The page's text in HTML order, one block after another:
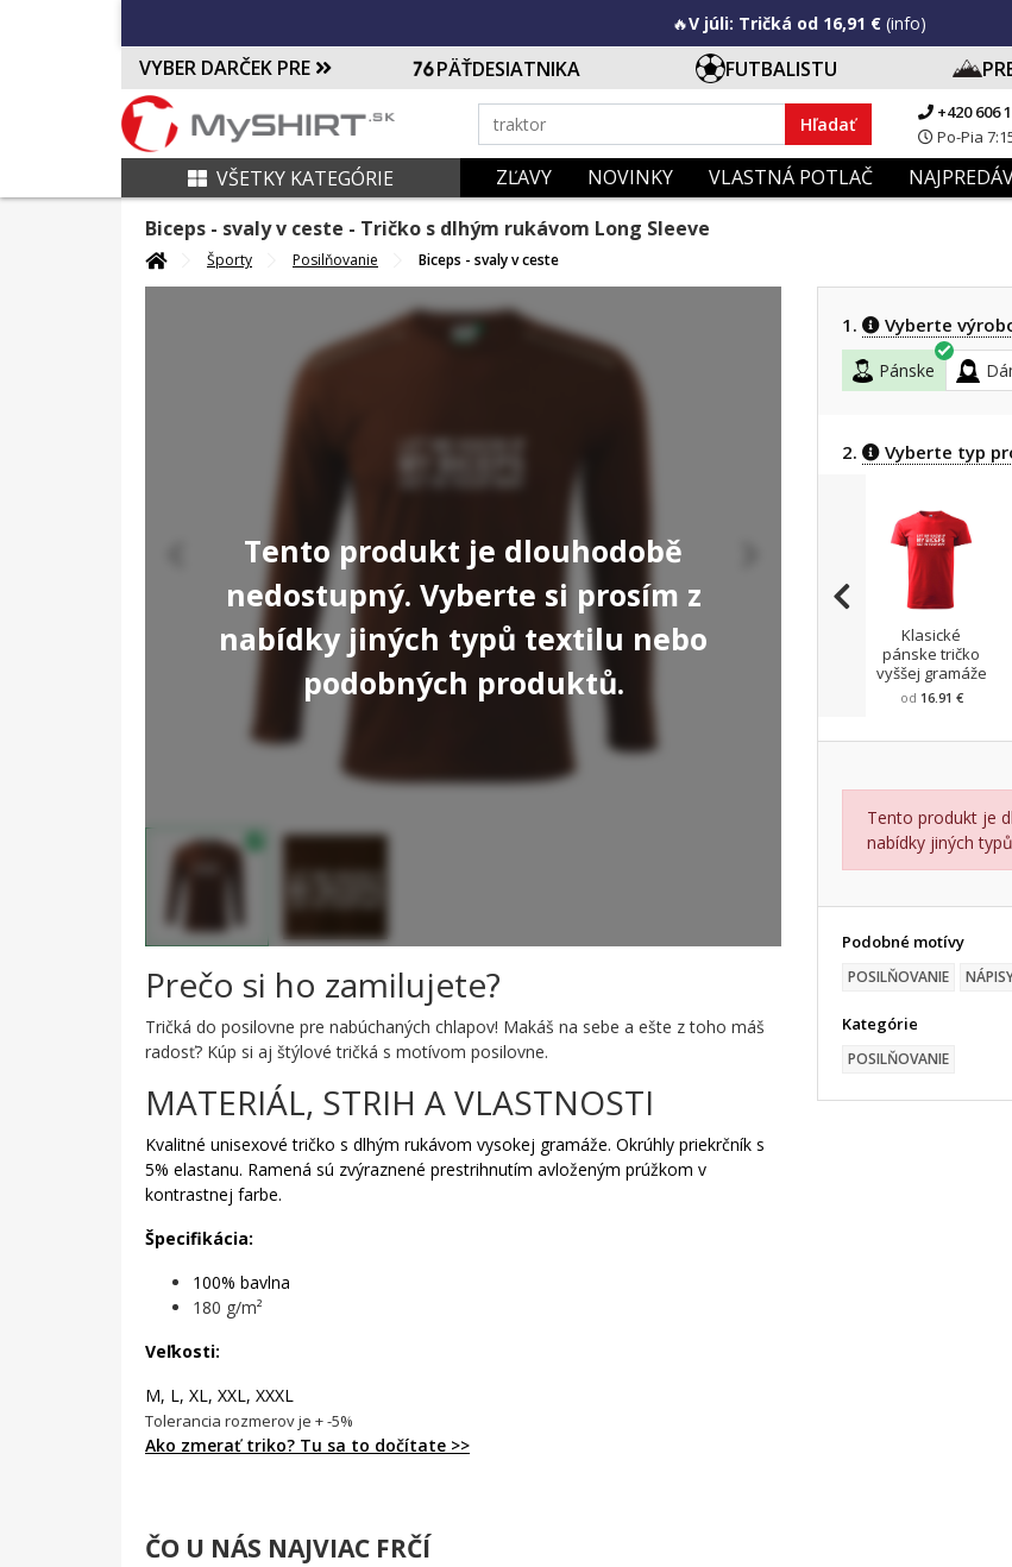
🔥V júli: Tričká od 16,91 € (info)
VYBER DARČEK PRE PÄŤDESIATNIKA FUTBALISTU
Hľadať
+420 606
Po-Pia
VŠETKY KATEGÓRIE ZĽAVY NOVINKY VLASTNÁ POTLAČ
Biceps - svaly v ceste - Tričko s dlhým rukávom Long Sleeve
Športy Posilňovanie Biceps - svaly v ceste
Tento produkt je dlouhodobě
nedostupný. Vyberte si prosím z
nabídky jiných typů textilu nebo
podobných produktů.
Prečo si ho zamilujete?
Tričká do posilovne pre nabúchaných chlapov! Makáš na sebe a ešte z toho máš
radosť? Kúp si aj štýlové tričká s motívom posilovne.
MATERIÁL, STRIH A VLASTNOSTI
Kvalitné unisexové tričko s dlhým rukávom vysokej gramáže. Okrúhly priekrčník s
5% elastanu. Ramená sú zvýraznené prestrihnutím avloženým prúžkom v
kontrastnej farbe.
Špecifikácia:
100% bavlna
180 g/m²
Veľkosti:
M, L, XL, XXL, XXXL
Tolerancia rozmerov je + -5%
Ako zmerať triko? Tu sa to dočítate >>
1. Vyberte
Pánske
2. Vyberte typ
Klasické
pánske tričko
vyššej gramáže
od 16.91 €
Tento produkt je
nabídky jiných
Podobné motívy
POSILŇOVANIE
Kategórie
POSILŇOVANIE
ČO U NÁS NAJVIAC FRČÍ